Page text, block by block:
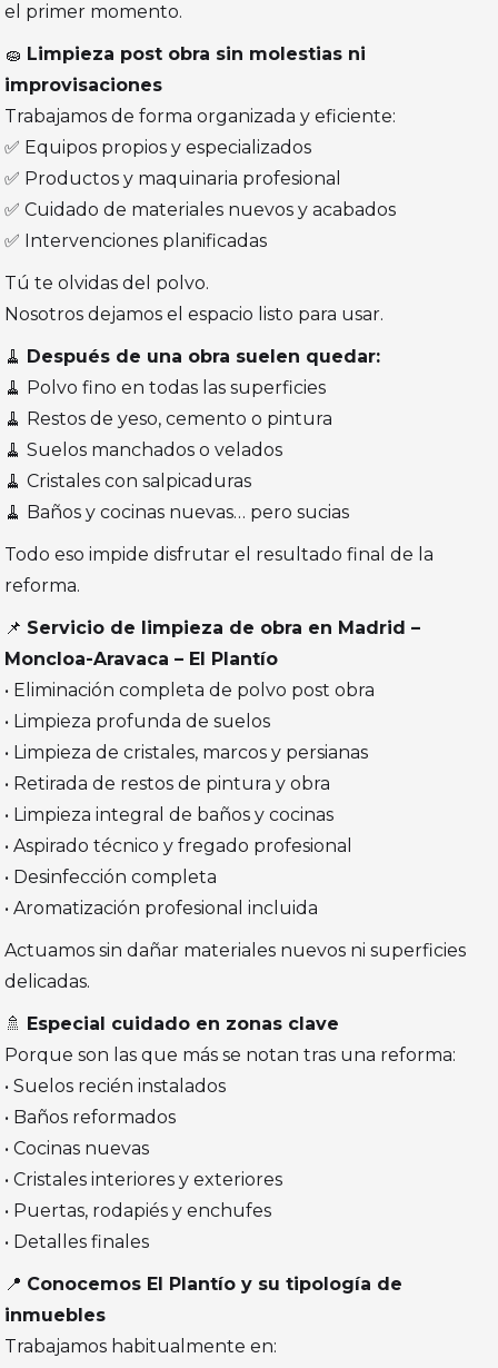
el primer momento.
🧽 Limpieza post obra sin molestias ni
improvisaciones
Trabajamos de forma organizada y eficiente:
✅ Equipos propios y especializados
✅ Productos y maquinaria profesional
✅ Cuidado de materiales nuevos y acabados
✅ Intervenciones planificadas
Tú te olvidas del polvo.
Nosotros dejamos el espacio listo para usar.
🧹 Después de una obra suelen quedar:
🧹 Polvo fino en todas las superficies
🧹 Restos de yeso, cemento o pintura
🧹 Suelos manchados o velados
🧹 Cristales con salpicaduras
🧹 Baños y cocinas nuevas… pero sucias
Todo eso impide disfrutar el resultado final de la
reforma.
📌 Servicio de limpieza de obra en Madrid –
Moncloa-Aravaca – El Plantío
• Eliminación completa de polvo post obra
• Limpieza profunda de suelos
• Limpieza de cristales, marcos y persianas
• Retirada de restos de pintura y obra
• Limpieza integral de baños y cocinas
• Aspirado técnico y fregado profesional
• Desinfección completa
• Aromatización profesional incluida
Actuamos sin dañar materiales nuevos ni superficies
delicadas.
🚿 Especial cuidado en zonas clave
Porque son las que más se notan tras una reforma:
• Suelos recién instalados
• Baños reformados
• Cocinas nuevas
• Cristales interiores y exteriores
• Puertas, rodapiés y enchufes
• Detalles finales
📍 Conocemos El Plantío y su tipología de
inmuebles
Trabajamos habitualmente en: